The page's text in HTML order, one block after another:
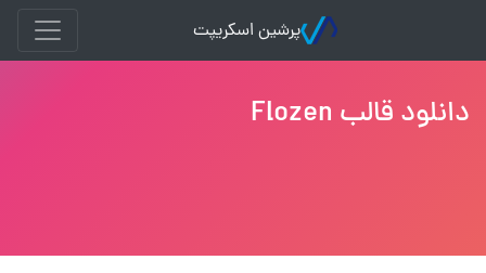
پرشین اسکریپت
دانلود قالب Flozen